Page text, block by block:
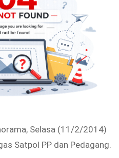
Selasa (11/2/2014)
Satpol PP dan Pedagang.